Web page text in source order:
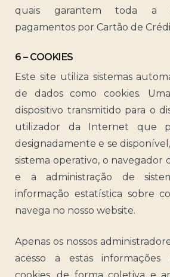
quais garantem toda a
pagamentos por Cartão de
6 – COOKIES
Este site utiliza sistemas
de dados como cookies.
dispositivo transmitido para o
utilizador da Internet que
designadamente e se
sistema operativo, o navegador
e a administração de
informação estatística sobre
navega no nosso website.
Apenas os nossos
acesso a estas informações